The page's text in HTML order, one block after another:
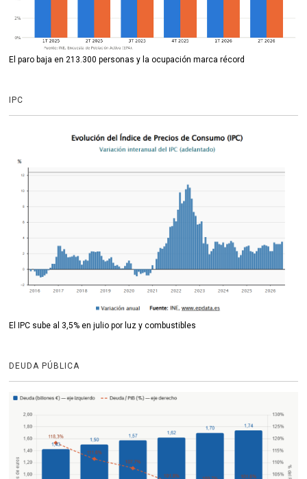
El paro baja en 213.300 personas y la ocupación marca récord
IPC
El IPC sube al 3,5% en julio por luz y combustibles
DEUDA PÚBLICA